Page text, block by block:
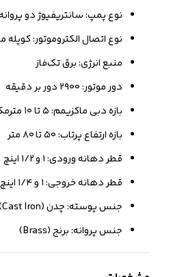
نوع پمپ: سانتریفیوژ دو
نوع اتصال الکتروموتور:
منبع انرژی: برق تک‌فاز
دور موتور: ۲۹۰۰ دور بر دقیقه
بازه دبی ماکزیمم: ۵ تا ۱۰ مترمکعب بر ساعت
بازه ارتفاع پرتاب: ۵۰ تا ۸۰ متر
قطر دهانه ورودی: ۱ و ۱/۲ اینچ
قطر دهانه خروجی: ۱ و ۱/۴ اینچ
جنس پوسته: چدن (Cast Iron)
جنس پروانه: برنج (Brass)